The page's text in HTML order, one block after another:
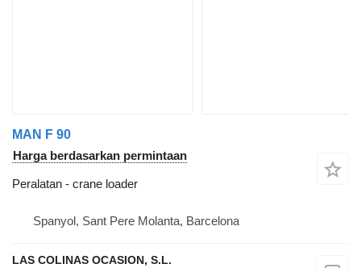
MAN F 90
Harga berdasarkan permintaan
Peralatan - crane loader
Spanyol, Sant Pere Molanta, Barcelona
LAS COLINAS OCASION, S.L.